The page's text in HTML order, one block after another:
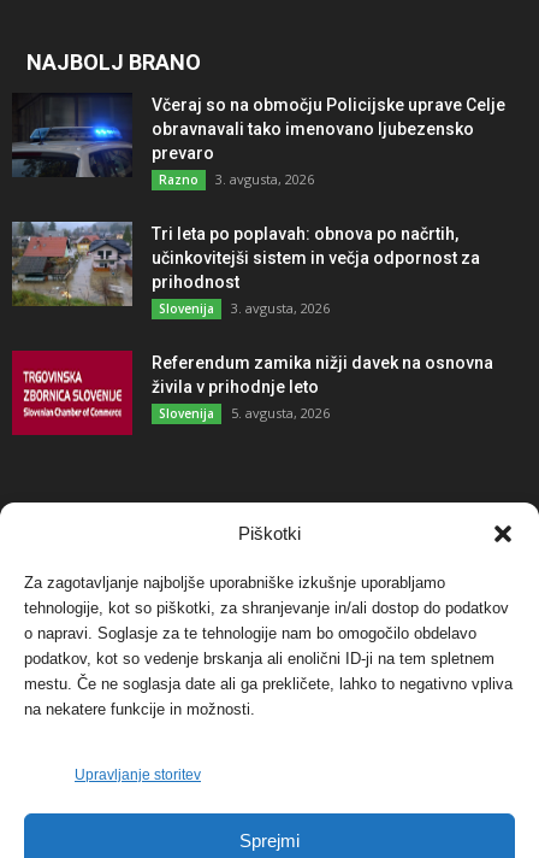
Piškotki
Za zagotavljanje najboljše uporabniške izkušnje uporabljamo
tehnologije, kot so piškotki, za shranjevanje in/ali dostop do podatkov
o napravi. Soglasje za te tehnologije nam bo omogočilo obdelavo
podatkov, kot so vedenje brskanja ali enolični ID-ji na tem spletnem
mestu. Če ne soglasja date ali ga prekličete, lahko to negativno vpliva
na nekatere funkcije in možnosti.
Upravljanje storitev
Sprejmi
NAJBOLJ BRANO
Včeraj so na območju Policijske uprave Celje
obravnavali tako imenovano ljubezensko
prevaro
Razno 3. avgusta, 2026
Tri leta po poplavah: obnova po načrtih,
učinkovitejši sistem in večja odpornost za
prihodnost
Slovenija 3. avgusta, 2026
Referendum zamika nižji davek na osnovna
živila v prihodnje leto
Slovenija 5. avgusta, 2026
NAJBOLJ KOMENTIRANO
Protest proti vetrnim elektrarnam na Ojstrici, v
svetu pa vedno bolj...
Dogodki 12. maja, 2017
Tožilstvo v Celovcu v korist elektrarnam
Verbund
FOTO: Razstava cvetličarskega mojstra Andreja